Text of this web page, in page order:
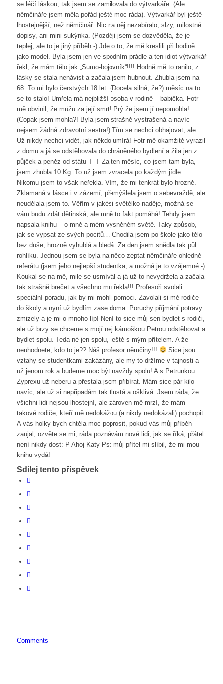
se léčí láskou, tak jsem se zamilovala do výtvarkáře. (Ale
němčináře jsem měla pořád ještě moc ráda). Výtvarkář byl ještě
lhostejnější, než němčinář. Nic na něj nezabíralo, slzy, milostné
dopisy, ani mini sukýnka. (Později jsem se dozvěděla, že je
teplej, ale to je jiný příběh:-) Jde o to, že mě kreslili při hodině
jako model. Byla jsem jen ve spodním prádle a ten idiot výtvarkář
řekl, že mám tělo jak „Sumo-bojovník“!!!! Hodně mě to ranilo, z
lásky se stala nenávist a začala jsem hubnout. Zhubla jsem na
68. To mi bylo čerstvých 18 let. (Docela silná, že?) měsíc na to
se to stalo! Umřela má nejbližší osoba v rodině – babička. Fotr
mě obvinil, že můžu za její smrt! Prý že jsem jí nepomohla!
(Copak jsem mohla?! Byla jsem strašně vystrašená a navíc
nejsem žádná zdravotní sestra!) Tím se nechci obhajovat, ale..
Už nikdy nechci vidět, jak někdo umírá! Fotr mě okamžitě vyrazil
z domu a já se odstěhovala do chráněného bydlení a žila jen z
půjček a peněz od státu T_T Za ten měsíc, co jsem tam byla,
jsem zhubla 10 Kg. To už jsem zvracela po každým jídle.
Nikomu jsem to však neřekla. Vím, že mi tenkrát bylo hrozně.
Zklamaná v lásce i v zázemí, přemýšlela jsem o sebevraždě, ale
neudělala jsem to. Věřím v jakési světélko naděje, možná se
vám budu zdát dětinská, ale mně to fakt pomáhá! Tehdy jsem
napsala knihu – o mně a mém vysněném světě. Taky způsob,
jak se vypsat ze svých pocitů… Chodila jsem po škole jako tělo
bez duše, hrozně vyhublá a bledá. Za den jsem snědla tak půl
rohlíku. Jednou jsem se byla na něco zeptat němčináře ohledně
referátu (jsem jeho nejlepší studentka, a možná je to vzájemné:-)
Koukal se na mě, mile se usmívál a já už to nevydržela a začala
tak strašně brečet a všechno mu řekla!!! Profesoři svolali
speciální poradu, jak by mi mohli pomoci. Zavolali si mé rodiče
do školy a nyní už bydlím zase doma. Poruchy příjmání potravy
zmizely a je mi o mnoho líp! Není to sice můj sen bydlet s rodiči,
ale už brzy se chceme s mojí nej kámoškou Petrou odstěhovat a
bydlet spolu. Teda né jen spolu, ještě s mým přítelem. A že
neuhodnete, kdo to je?? Náš profesor němčiny!!!
Sice jsou
vztahy se studentkami zakázány, ale my to držíme v tajnosti a
už jenom rok a budeme moc být navždy spolu! A s Petrunkou..
Zyprexu už neberu a přestala jsem přibírat. Mám sice pár kilo
navíc, ale už si nepřipadám tak tlustá a ošklivá. Jsem ráda, že
všichni lidi nejsou lhostejní, ale zároven mě mrzí, že mám
takové rodiče, kteří mě nedokážou (a nikdy nedokázali) pochopit.
A vás holky bych chtěla moc poprosit, pokud vás můj příběh
zaujal, ozvěte se mi, ráda poznávám nové lidi, jak se říká, přátel
není nikdy dost:-P Ahoj Katy Ps: můj přítel mi slíbil, že mi mou
knihu vydá!
Sdílej tento příspěvek
Comments